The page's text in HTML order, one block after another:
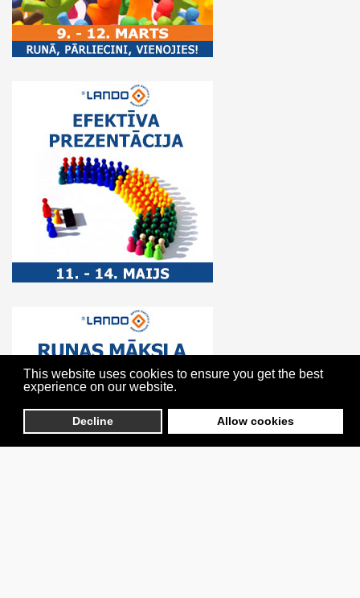
This website uses cookies to ensure you get the best
experience on our website.
Decline Allow cookies